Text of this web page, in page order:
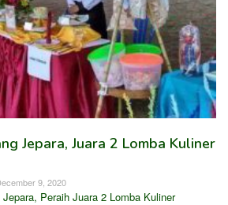
Jepara, Juara 2 Lomba Kuliner
9, 2020
Peraih Juara 2 Lomba Kuliner